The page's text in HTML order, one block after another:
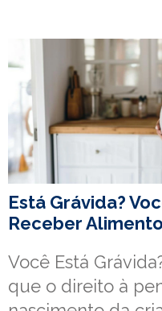
Está Grávida?
Receber
Você Está
que o direito à